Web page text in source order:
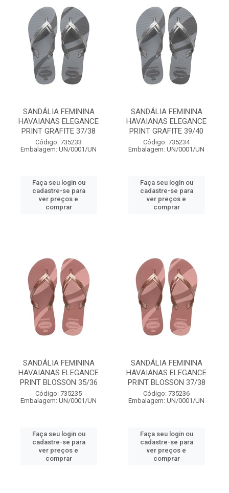
SANDÁLIA FEMININA
HAVAIANAS ELEGANCE
PRINT GRAFITE 37/38
Código: 735233
Embalagem: UN/0001/UN
Faça seu login ou
cadastre-se para
ver preços e
comprar
SANDÁLIA FEMININA
HAVAIANAS ELEGANCE
PRINT GRAFITE 39/40
Código: 735234
Embalagem: UN/0001/UN
Faça seu login ou
cadastre-se para
ver preços e
comprar
SANDÁLIA FEMININA
HAVAIANAS ELEGANCE
PRINT BLOSSON 35/36
Código: 735235
Embalagem: UN/0001/UN
Faça seu login ou
cadastre-se para
ver preços e
comprar
SANDÁLIA FEMININA
HAVAIANAS ELEGANCE
PRINT BLOSSON 37/38
Código: 735236
Embalagem: UN/0001/UN
Faça seu login ou
cadastre-se para
ver preços e
comprar